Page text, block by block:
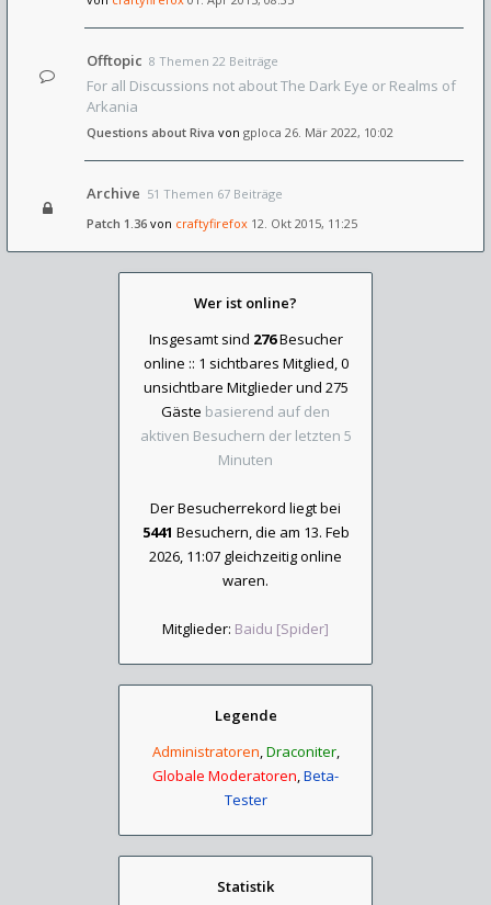
Offtopic 8 Themen 22 Beiträge
For all Discussions not about The Dark Eye or Realms of
Arkania
Questions about Riva von gploca 26. Mär 2022, 10:02
Archive 51 Themen 67 Beiträge
Patch 1.36 von craftyfirefox 12. Okt 2015, 11:25
Wer ist online?
Insgesamt sind 276Besucher
online :: 1 sichtbares Mitglied, 0
unsichtbare Mitglieder und 275
Gäste basierend auf den
aktiven Besuchern der letzten 5
Minuten
Der Besucherrekord liegt bei
5441 Besuchern, die am 13. Feb
2026, 11:07 gleichzeitig online
waren.
Mitglieder: Baidu [Spider]
Legende
Administratoren,Draconiter,
Globale Moderatoren,Beta-
Tester
Statistik